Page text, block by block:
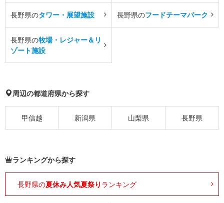
長野県のタワー・展望施設 長野県のフードテーマパーク
長野県の牧場・レジャー＆リ
ゾート施設
周辺の都道府県から探す
甲信越 新潟県 山梨県 長野県
ランキングから探す
長野県の夏休み人気夏祭り ランキング